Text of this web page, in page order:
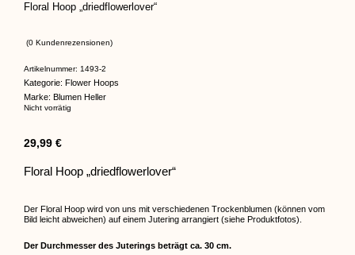
Floral Hoop „driedflowerlover“
(0 Kundenrezensionen)
Artikelnummer: 1493-2
Kategorie: Flower Hoops
Marke: Blumen Heller
Nicht vorrätig
29,99 €
Floral Hoop „driedflowerlover“
Der Floral Hoop wird von uns mit verschiedenen Trockenblumen (können vom
Bild leicht abweichen) auf einem Jutering arrangiert (siehe Produktfotos).
Der Durchmesser des Juterings beträgt ca. 30 cm.